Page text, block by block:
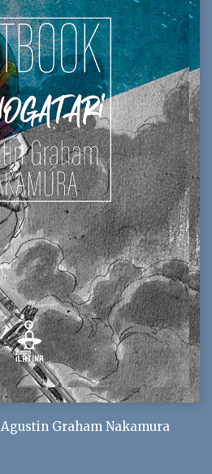
Graham Nakamura